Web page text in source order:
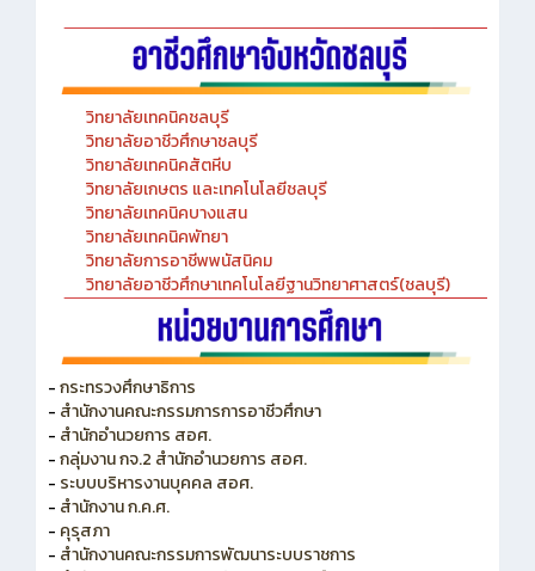
วิทยาลัยเทคนิคชลบุรี
วิทยาลัยอาชีวศึกษาชลบุรี
วิทยาลัยเทคนิคสัตหีบ
วิทยาลัยเกษตร และเทคโนโลยีชลบุรี
วิทยาลัยเทคนิคบางแสน
วิทยาลัยเทคนิคพัทยา
วิทยาลัยการอาชีพพนัสนิคม
วิทยาลัยอาชีวศึกษาเทคโนโลยีฐานวิทยาศาสตร์(ชลบุรี)
- กระทรวงศึกษาธิการ
- สำนักงานคณะกรรมการการอาชีวศึกษา
- สำนักอำนวยการ สอศ.
- กลุ่มงาน กจ.2 สำนักอำนวยการ สอศ.
- ระบบบริหารงานบุคคล สอศ.
- สำนักงาน ก.ค.ศ.
- คุรุสภา